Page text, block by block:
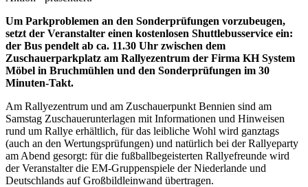
Um Parkproblemen an den Sonderprüfungen vorzubeugen,
setzt der Veranstalter einen kostenlosen Shuttlebusservice ein:
der Bus pendelt ab ca. 11.30 Uhr zwischen dem
Zuschauerparkplatz am Rallyezentrum der Firma KH System
Möbel in Bruchmühlen und den Sonderprüfungen im 30
Minuten-Takt.
Am Rallyezentrum und am Zuschauerpunkt Bennien sind am
Samstag Zuschauerunterlagen mit Informationen und Hinweisen
rund um Rallye erhältlich, für das leibliche Wohl wird ganztags
(auch an den Wertungsprüfungen) und natürlich bei der Rallyeparty
am Abend gesorgt: für die fußballbegeisterten Rallyefreunde wird
der Veranstalter die EM-Gruppenspiele der Niederlande und
Deutschlands auf Großbildleinwand übertragen.